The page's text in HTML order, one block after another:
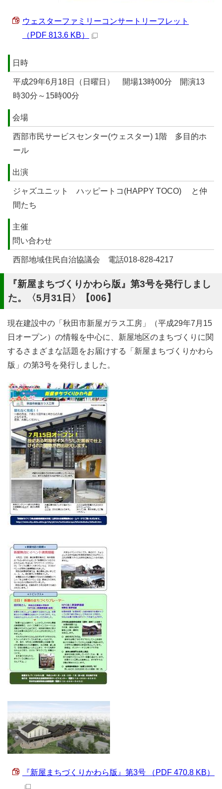
ウェスターファミリーコンサートリーフレット
（PDF 813.6 KB）
日時
平成29年6月18日（日曜日） 開場13時00分 開演13
時30分～15時00分
会場
西部市民サービスセンター(ウェスター) 1階 多目的ホ
ール
出演
ジャズユニット ハッピートコ(HAPPY TOCO) と仲
間たち
主催
問い合わせ
西部地域住民自治協議会 電話018-828-4217
『新屋まちづくりかわら版』第3号を発行しまし
た。〈5月31日〉【006】
現在建設中の「秋田市新屋ガラス工房」（平成29年7月15
日オープン）の情報を中心に、新屋地区のまちづくりに関
するさまざまな話題をお届けする「新屋まちづくりかわら
版」の第3号を発行しました。
『新屋まちづくりかわら版』第3号 （PDF 470.8 KB）